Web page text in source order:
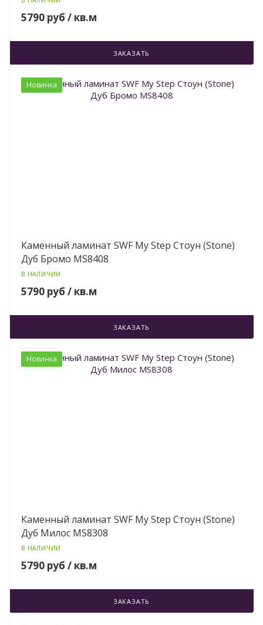
5790 руб / кв.м
ЗАКАЗАТЬ
Новинка
Каменный ламинат SWF My Step Стоун (Stone)
Дуб Бромо MS8408
В НАЛИЧИИ
5790 руб / кв.м
ЗАКАЗАТЬ
Новинка
Каменный ламинат SWF My Step Стоун (Stone)
Дуб Милос MS8308
В НАЛИЧИИ
5790 руб / кв.м
ЗАКАЗАТЬ